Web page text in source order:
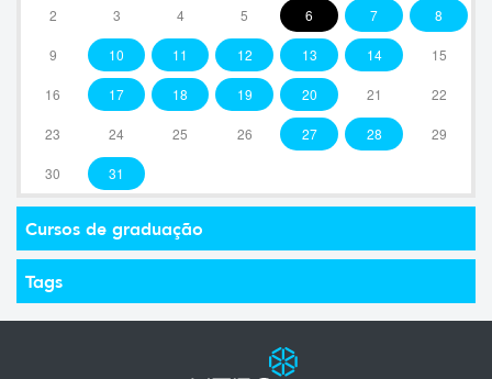
2 3 4 5 6 7 8
9 10 11 12 13 14 15
16 17 18 19 20 21 22
23 24 25 26 27 28 29
30 31
Cursos de graduação
Tags